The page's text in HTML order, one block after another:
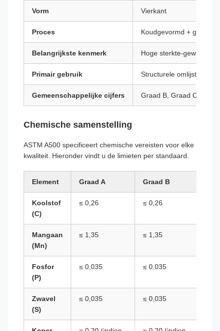
Vorm Vierkant
Proces Koudgevormd + gelast
Belangrijkste kenmerk Hoge sterkte-
Primair gebruik Structurele omlijsting,
Gemeenschappelijke cijfers Graad B, Graad C
Chemische samenstelling
ASTM A500 specificeert chemische vereisten voor elke
kwaliteit. Hieronder vindt u de limieten per standaard.
Element Graad A Graad B
Koolstof
(C)
≤ 0,26 ≤ 0,26
Mangaan
(Mn)
≤ 1,35 ≤ 1,35
Fosfor
(P)
≤ 0,035 ≤ 0,035
Zwavel
(S)
≤ 0,035 ≤ 0,035